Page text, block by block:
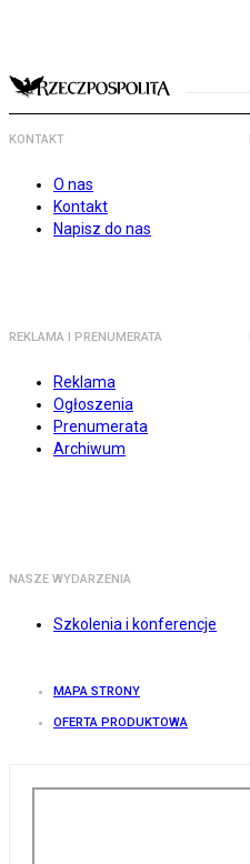
KONTAKT
O nas
Kontakt
Napisz do nas
REKLAMA I PRENUMERATA
Reklama
Ogłoszenia
Prenumerata
Archiwum
NASZE WYDARZENIA
Szkolenia i konferencje
MAPA STRONY
OFERTA PRODUKTOWA